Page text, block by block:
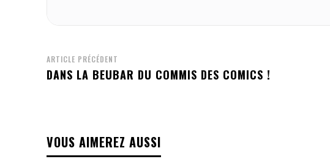
ARTICLE PRÉCÉDENT
DANS LA BEUBAR DU COMMIS DES COMICS !
VOUS AIMEREZ AUSSI